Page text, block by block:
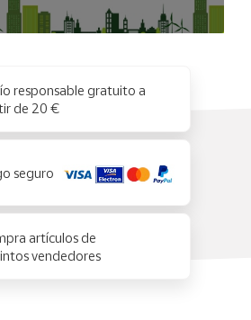
responsable gratuito a
de 20 €
seguro
artículos de
vendedores